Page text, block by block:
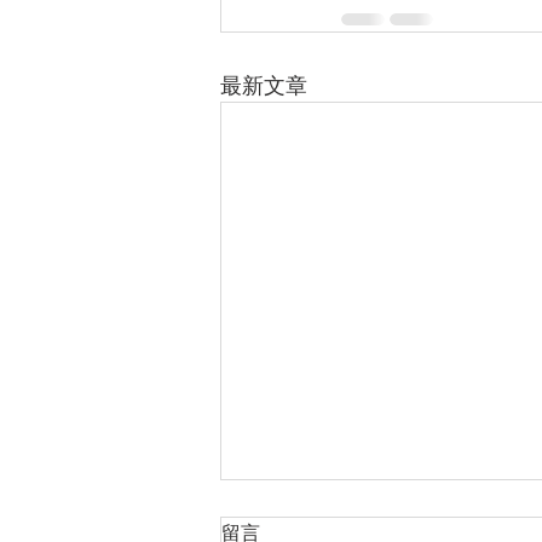
最新文章
日光節約時間開始
留言